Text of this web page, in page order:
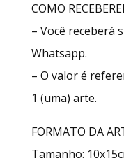
COMO
– Você receberá
Whatsapp.
– O valor é
1 (uma) arte.
FORMATO DA
Tamanho: